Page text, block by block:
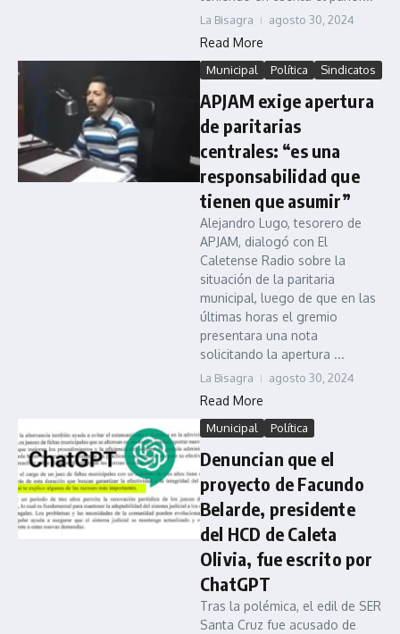
La Bisagra agosto 30, 2024
Read More
Municipal Política Sindicatos
APJAM exige apertura
de paritarias
centrales: “es una
responsabilidad que
tienen que asumir”
Alejandro Lugo, tesorero de
APJAM, dialogó con El
Caletense Radio sobre la
situación de la paritaria
municipal, luego de que en las
últimas horas el gremio
presentara una nota
solicitando la apertura ...
La Bisagra agosto 30, 2024
Read More
Municipal Política
Denuncian que el
proyecto de Facundo
Belarde, presidente
del HCD de Caleta
Olivia, fue escrito por
ChatGPT
Tras la polémica, el edil de SER
Santa Cruz fue acusado de